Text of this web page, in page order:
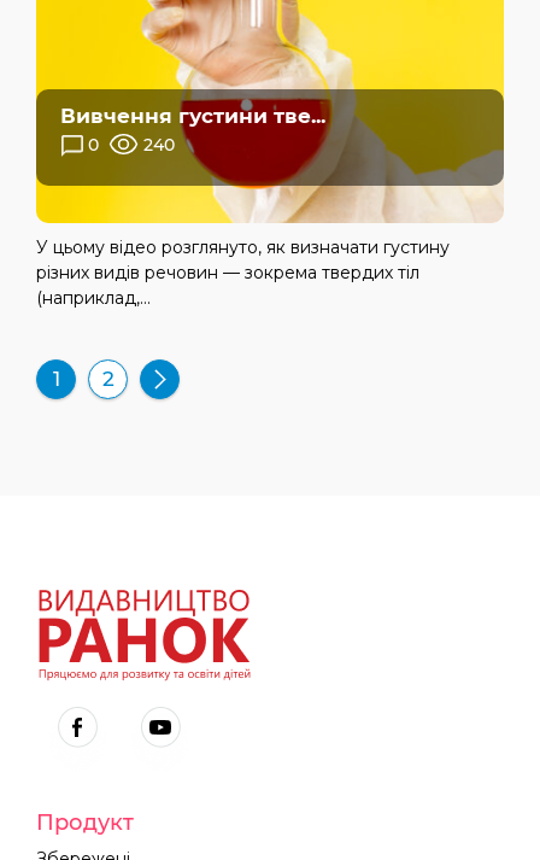
Вивчення густини тве...
0 240
У цьому відео розглянуто, як визначати густину
різних видів речовин — зокрема твердих тіл
(наприклад,...
1 2
Продукт